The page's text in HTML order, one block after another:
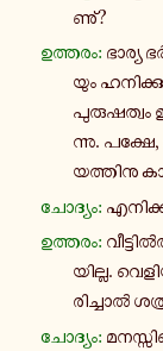
ണു്?
ഉ­ത്ത­രം: ഭാര്യ
യും
പു­രു­ഷ­ത്വം
ന്നു. പക്ഷേ,
യ­ത്തി­നു
ചോ­ദ്യം:
ഉ­ത്ത­രം:
യി­ല്ല.
രി­ച്ചാൽ
ചോ­ദ്യം: